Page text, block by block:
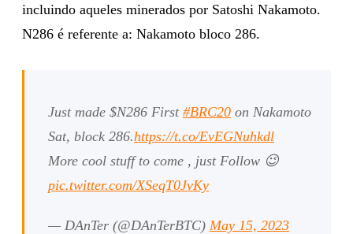
incluindo aqueles minerados por Satoshi Nakamoto.
N286 é referente a: Nakamoto bloco 286.
Just made $N286 First #BRC20 on Nakamoto
Sat, block 286.https://t.co/EvEGNuhkdl
More cool stuff to come , just Follow 😉
pic.twitter.com/XSeqT0JvKy
— DAnTer (@DAnTerBTC) May 15, 2023